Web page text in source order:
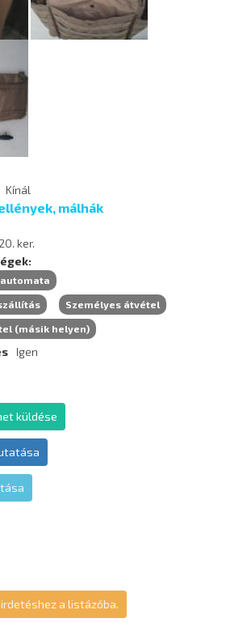
Kínál
málhák
ker.
Személyes átvétel
(másik helyen)
Igen
küldése
a listázóba.